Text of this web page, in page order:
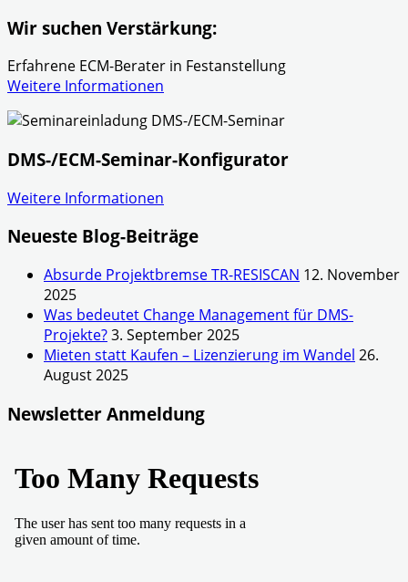
Wir suchen Verstärkung:
Erfahrene ECM-Berater in Festanstellung
Weitere Informationen
DMS-/ECM-Seminar-Konfigurator
Weitere Informationen
Neueste Blog-Beiträge
Absurde Projektbremse TR-RESISCAN 12. November
2025
Was bedeutet Change Management für DMS-
Projekte?3. September 2025
Mieten statt Kaufen – Lizenzierung im Wandel 26.
August 2025
Newsletter Anmeldung